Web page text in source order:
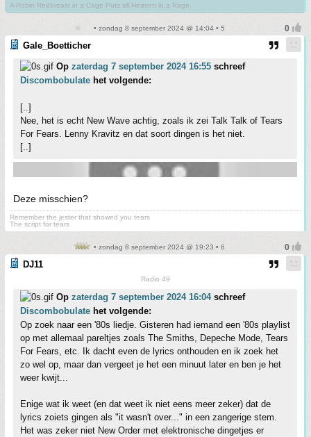
A Robin Redbreast in a Cage Puts all Heaven in a Rage.
• zondag 8 september 2024 @ 14:04 • 5
Gale_Boetticher
Op zaterdag 7 september 2024 16:55 schreef
Discombobulate het volgende:
[..]
Nee, het is echt New Wave achtig, zoals ik zei Talk Talk of Tears
For Fears. Lenny Kravitz en dat soort dingen is het niet.
[..]
Deze misschien?
Remember the jester that showed you tears
The script for tears
• zondag 8 september 2024 @ 19:23 • 6
DJ11
Radio 49
Op zaterdag 7 september 2024 16:04schreef
Discombobulate het volgende:
Op zoek naar een '80s liedje. Gisteren had iemand een '80s playlist
op met allemaal pareltjes zoals The Smiths, Depeche Mode, Tears
For Fears, etc. Ik dacht even de lyrics onthouden en ik zoek het
zo wel op, maar dan vergeet je het een minuut later en ben je het
weer kwijt...
Enige wat ik weet (en dat weet ik niet eens meer zeker) dat de
lyrics zoiets gingen als "it wasn't over..." in een zangerige stem.
Het was zeker niet New Order met elektronische dingetjes er